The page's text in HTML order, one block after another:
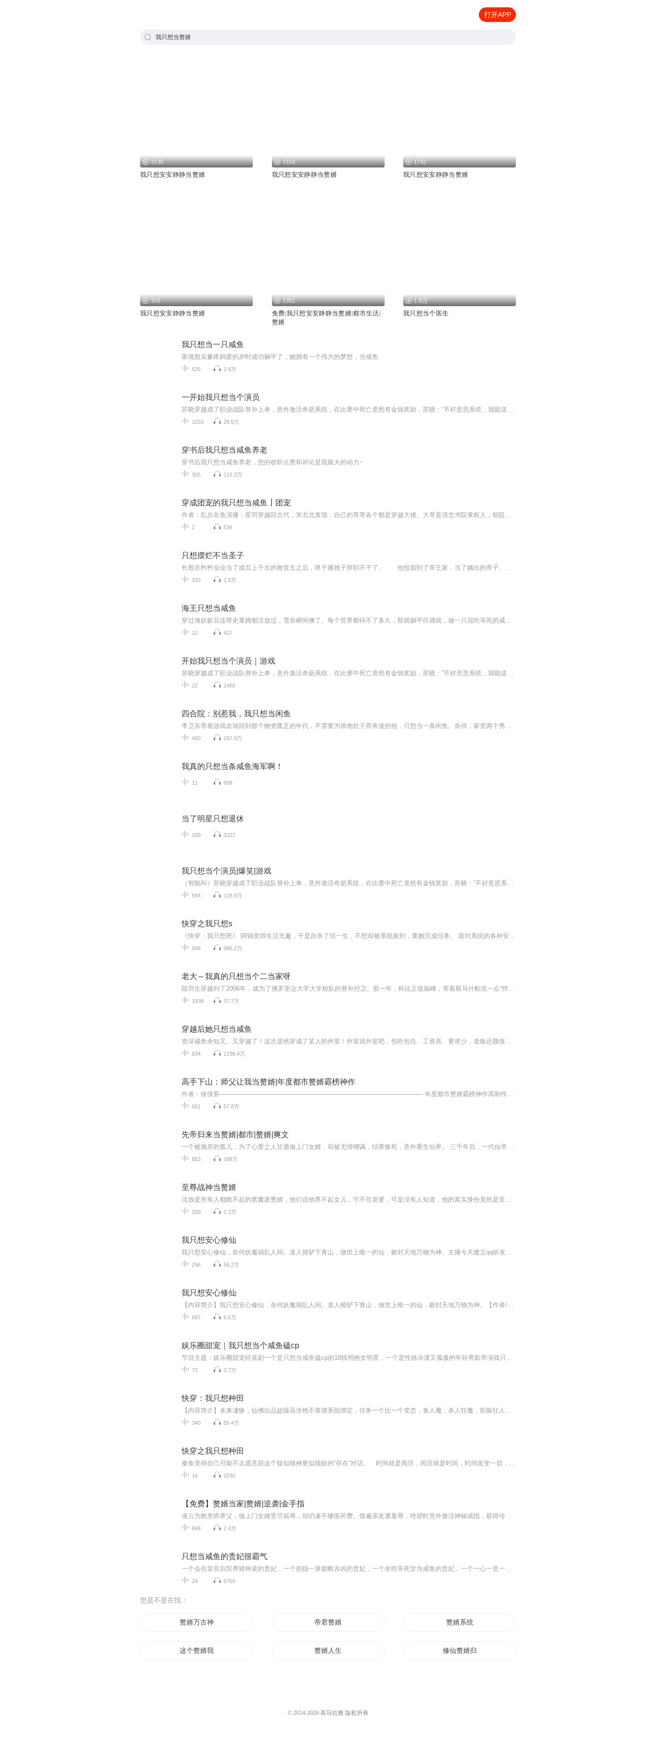
打开APP
我只想当赘婿
3139
我只想安安静静当赘婿
1334
我只想安安静静当赘婿
1792
我只想安安静静当赘婿
350
我只想安安静静当赘婿
1392
免费|我只想安安静静当赘婿|都市生活|
赘婿
1.8万
我只想当个医生
我只想当一只咸鱼
家境殷实爹疼妈爱的岁时成功躺平了，她拥有一个伟大的梦想，当咸鱼
625 2.9万
一开始我只想当个演员
苏晓穿越成了职业战队替补上单，意外激活奇葩系统，在比赛中死亡竟然有金钱奖励，苏晓：“不好意思系统，我能送到你破产。”各位书友要是觉得《一开始我只想当个演员》还不错的话请不要忘记向您QQ群和微博里的朋友推荐哦！一开始我只想当个演员最新章节地...
1033 28.5万
穿书后我只想当咸鱼养老
穿书后我只想当咸鱼养老，您的收听点赞和评论是我最大的动力~
305 215.3万
穿成团宠的我只想当咸鱼┃团宠
作者：乱步非鱼演播：星羽穿越回古代，宋北北发现，自己的哥哥各个都是穿越大佬。大哥是清北书院掌权人，朝廷一半文官都是他学生。最近在收地皮，想搞"学区房"。二哥是大雍第一才子，如今正披马甲在书社刊发<红楼梦>,听读者们说,和他上本<斗破苍穹>文风差...
2 536
只想摆烂不当圣子
长殷在矜矜业业当了成百上千次的救世主之后，终于撂挑子辞职不干了。 他投胎到了帝王家，当了嫡出的帝子。 长殷非常满意新身份，自此开始了自己吃喝玩乐的生活。即便是全帝都说他是个空有 外貌的花瓶草包，也不能阻碍商长殷誓当纨绔的步伐。 ...
333 1.5万
海王只想当咸鱼
穿过海妖蚁后连带史莱姆都没放过，雪奈瞬间佛了。每个世界都待不了多久，那就躺平任调戏，做一只混吃等死的咸鱼吧！可是为什么想要咸鱼这么难？面对来算帐的前男友们雪奈四十五度仰角忧郁道：如果说我是被逼的你们相信吗？前男友一号一脸好麻烦的模样：唉...
12 427
开始我只想当个演员｜游戏
苏晓穿越成了职业战队替补上单，意外激活奇葩系统，在比赛中死亡竟然有金钱奖励，苏晓：“不好意思系统，我能送到你破产。” 比赛前，苏晓：“教练，我上单亚索贼溜！” 教练：“卧槽，亚索上单都能拿五杀，这就是传说中的天才吗？” 比赛中，...
22 1460
四合院：别惹我，我只想当闲鱼
李卫东带着游戏农场回到那个物资匮乏的年代，不需要为填饱肚子而奔波的他，只想当一条闲鱼。奈何，家里两个男人总是看他不顺眼。隔壁俏寡妇，又一心想把妹子嫁给他。院里各种糟心事接踵上演。身处滚滚洪流中的李卫东，直接爬上了岸。所有人都傻眼了。
450 287.9万
我真的只想当条咸鱼海军啊！
11 939
当了明星只想退休
100 3227
我只想当个演员|爆笑|游戏
（智能AI）苏晓穿越成了职业战队替补上单，意外激活奇葩系统，在比赛中死亡竟然有金钱奖励，苏晓：“不好意思系统，我能送到你破产。” 比赛前，苏晓：“教练，我上单亚索贼溜！” 教练：“卧槽，亚索上单都能拿五杀，这就是传说中的天才吗？” ...
594 118.9万
快穿之我只想s
《快穿：我只想死》 阿锦觉得生活无趣，于是自杀了结一生，不想却被系统捡到，要她完成任务。 面对系统的各种安利，阿锦只想说：麻烦打断一下，现在我可以去死了吗？ 女主自强自立，没有男主
506 986.2万
老大～我真的只想当个二当家呀
陆羽生穿越到了2006年，成为了佛罗里达大学大学校队的替补控卫。那一年，科比正值巅峰，带着斯马什帕克一众“悍将”与太阳队鏖战七场，最终憾负，折戟而归。湖人队管理层在休赛期毫无作为，只选中了陆羽生这位饱受争议的新秀。球迷大失所望：这一年，八成...
1938 37.7万
穿越后她只想当咸鱼
资深咸鱼余知又、又穿越了！这次居然穿成了某人的外室！外室就外室吧，包吃包住、工资高、要求少，老板还颜值高身材好，出手大方，这样的工作上哪儿找去？！余知这条咸鱼浪得飞起……
634 1198.4万
高手下山：师父让我当赘婿|年度都市赘婿霸榜神作
作者：徐侠客———————————————————————————————— 年度都市赘婿霸榜神作高制作水准多人有声剧 简介：山上下来的少年林苏，在都市搅动无尽风云！论打架，还没怕过谁！绝对实力面前，一切皆是浮云！不服？那就让爷教你如何...
651 57.8万
先帝归来当赘婿|都市|赘婿|爽文
一个被抛弃的孤儿，为了心爱之人甘愿做上门女婿，却被无情嘲讽，结果惨死，意外重生仙界。 三千年后，一代仙帝，带着无上的强大，重回地球，发现地球只过了三年。 仙帝一怒，天地色变！ 曾经那些让我卑微的人，如今匍匐在我的脚下吧！曾经看不起我的人...
853 168万
至尊战神当赘婿
沈放是所有人都瞧不起的窝囊废赘婿，他们说他养不起女儿，守不住老婆，可是没有人知道，他的真实身份竟然是至尊战神！面对来自家族势力的压迫，来自人道的考验，他能否带着妻子跟女儿，站在这世界的巅峰，怒指苍穹，睥睨众生呢？欢迎收听由夜阑安然创作团...
200 2.2万
我只想安心修仙
我只想安心修仙，奈何妖魔祸乱人间。道人骑驴下青山，做世上唯一的仙，敕封天地万物为神。主播今天建立qq听友群了～1016495472 有兴趣讨论的听友们可以加群！
256 56.2万
我只想安心修仙
【内容简介】我只想安心修仙，奈何妖魔祸乱人间。道人骑驴下青山，做世上唯一的仙，敕封天地万物为神。【作者/主播简介】作者：历史里吹吹风主播：麦子【购买须知】1、本作品为付费有声书，前111集为免费试听，购买成功后，即可收听，可下载重复收听。2、...
667 6.6万
娱乐圈甜宠｜我只想当个咸鱼磕cp
节目主题：娱乐圈甜宠轻喜剧一个是只想当咸鱼磕cp的18线明艳女明星，一个是性格冷漠又孤傲的年轻男影帝演戏只是副业追星才是主业，娱乐圈帅哥这么多我只想远观不想谈恋爱，演戏只为了磕cp，谁让天赋太高责任心太强业务能力从不掉线，莫名其妙事业越来越好...
72 3.7万
快穿：我只想种田
【内容简介】未来凄惨，仙佛出品超级高冷艳不靠谱系统绑定，任务一个比一个变态，食人魔，杀人狂魔，割脸狂人，豪门诡计、盗墓冒险、末世危机等等都不是事儿，秦鱼：因为我有神技之戏精上身。娇娇：问题是你的修炼大道不该是种田。秦鱼：过度而已，何况种...
340 55.4万
快穿之我只想种田
秦鱼觉得自己可能不太愿意跟这个疑似猫神更似猫妖的“存在”对话。 时间就是阅历，阅历就是时间，时间改变一切，阅历也是。少女秦鱼忽然冲向草丛猛地撩开浓密的荒草，直接看到里面正窝着一只瘦不拉几很脏很臭的小猫。 猫神，猫妖？神马鬼呀·····...
16 1030
【免费】赘婿当家|赘婿|逆袭|金手指
凌云为救患癌养父，做上门女婿受尽屈辱，却仍凑不够医药费。借遍亲友遭羞辱，绝望时意外激活神秘戒指，获得传承。醒来后发现妻子冷清雪已悄悄还清欠款，他决心用新获得的能力救治养父。
849 2.4万
只想当咸鱼的贵妃很霸气
一个会在皇宫后院养猪种菜的贵妃，一个掐指一算能断吉凶的贵妃，一个坐吃等死甘当咸鱼的贵妃，一个一心一意一世一人的贵妃……这是一本让我读了两遍，笑到肚子疼笑到流出泪，笑到想读给你听的书——《只想当咸鱼贵妃很霸气》
24 8769
您是不是在找：
赘婿万古神帝 帝君赘婿 赘婿系统
这个赘婿我不要 赘婿人生 修仙赘婿归来
© 2014-2026 喜马拉雅 版权所有